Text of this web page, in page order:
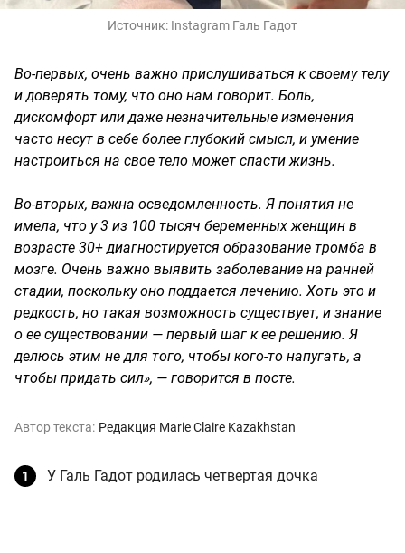
Источник: Instagram Галь Гадот
Во-первых, очень важно прислушиваться к своему телу
и доверять тому, что оно нам говорит. Боль,
дискомфорт или даже незначительные изменения
часто несут в себе более глубокий смысл, и умение
настроиться на свое тело может спасти жизнь.
Во-вторых, важна осведомленность. Я понятия не
имела, что у 3 из 100 тысяч беременных женщин в
возрасте 30+ диагностируется образование тромба в
мозге. Очень важно выявить заболевание на ранней
стадии, поскольку оно поддается лечению. Хоть это и
редкость, но такая возможность существует, и знание
о ее существовании — первый шаг к ее решению. Я
делюсь этим не для того, чтобы кого-то напугать, а
чтобы придать сил», — говорится в посте.
Автор текста: Редакция Marie Claire Kazakhstan
У Галь Гадот родилась четвертая дочка